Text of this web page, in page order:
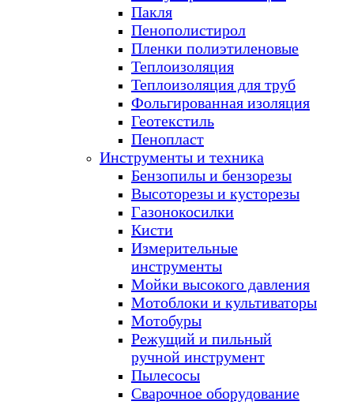
Пакля
Пенополистирол
Пленки полиэтиленовые
Теплоизоляция
Теплоизоляция для труб
Фольгированная изоляция
Геотекстиль
Пенопласт
Инструменты и техника
Бензопилы и бензорезы
Высоторезы и кусторезы
Газонокосилки
Кисти
Измерительные
инструменты
Мойки высокого давления
Мотоблоки и культиваторы
Мотобуры
Режущий и пильный
ручной инструмент
Пылесосы
Сварочное оборудование